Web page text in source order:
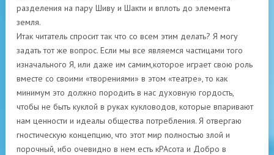
разделения на пару Шиву и Шакти и вплоть до элемента
земля.
Итак читатель спросит так что со всем этим делать? Я могу
задать тот же вопрос. Если мы все являемся частицами того
изначального Я, или даже им самим,которое играет свою роль
вместе со своими «творениями» в этом «театре», то как
минимум это должно породить в нас духовную гордость,
чтобы не быть куклой в руках кукловодов, которые впаривают
нам ценности и идеалы общества потребления. Я отвергаю
гностическую концепцию, что этот мир полностью злой и
порочный, ибо очевидно в нем есть кРАсота и Добро в